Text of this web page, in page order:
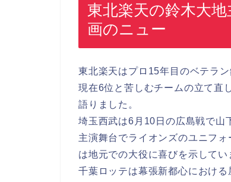
東北楽天の鈴木大
画のニュー
東北楽天はプロ15年目のベテラ
現在6位と苦しむチームの立て直
語りました。
埼玉西武は6月10日の広島戦で山
主演舞台でライオンズのユニフ
は地元での大役に喜びを示してい
千葉ロッテは幕張新都心におけ